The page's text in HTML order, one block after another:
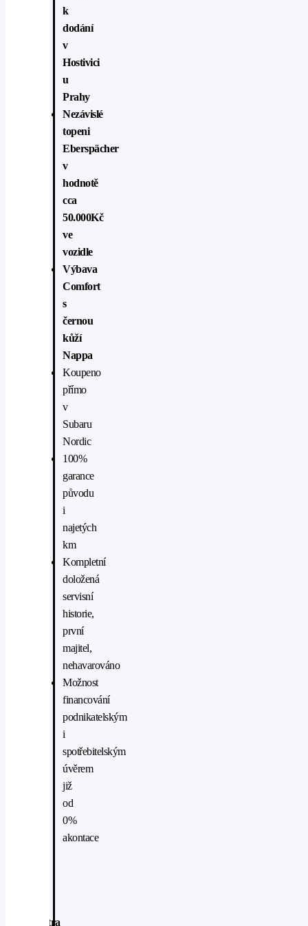
k
dodání
v
Hostivici
u
Prahy
Nezávislé
topeni
Eberspächer
v
hodnotě
cca
50.000Kč
ve
vozidle
Výbava
Comfort
s
černou
kůží
Nappa
Koupeno
přímo
v
Subaru
Nordic
100%
garance
původu
i
najetých
km
Kompletní
doložená
servisní
historie,
první
majitel,
nehavarováno
Možnost
financování
podnikatelským
i
spotřebitelským
úvěrem
již
od
0%
akontace
Extra